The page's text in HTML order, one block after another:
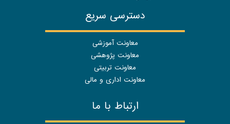
دسترسی سریع
معاونت آموزشی
معاونت پژوهشی
معاونت تربیتی
معاونت اداری و مالی
ارتباط با ما